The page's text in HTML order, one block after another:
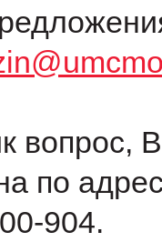
вопрос,
по
904.